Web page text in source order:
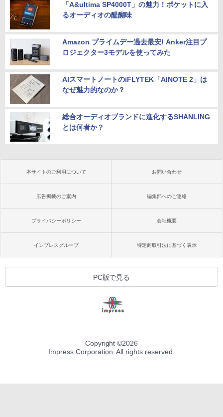
「A&ultima SP4000T」の魅力！ポケットに入
るオーディオの醍醐味
Amazon プライムデー過去最安! Anker注目プ
ロジェクター3モデルを使ってみた
AIスマートノートのiFLYTEK「AINOTE 2」は
なぜ魅力的なのか？
総合オーディオブランドに進化するSHANLING
とは何者か？
本サイトのご利用について お問い合わせ
広告掲載のご案内 編集部へのご連絡
プライバシーポリシー 会社概要
インプレスグループ 特定商取引法に基づく表示
PC版で見る
Copyright ©2026
Impress Corporation. All rights reserved.